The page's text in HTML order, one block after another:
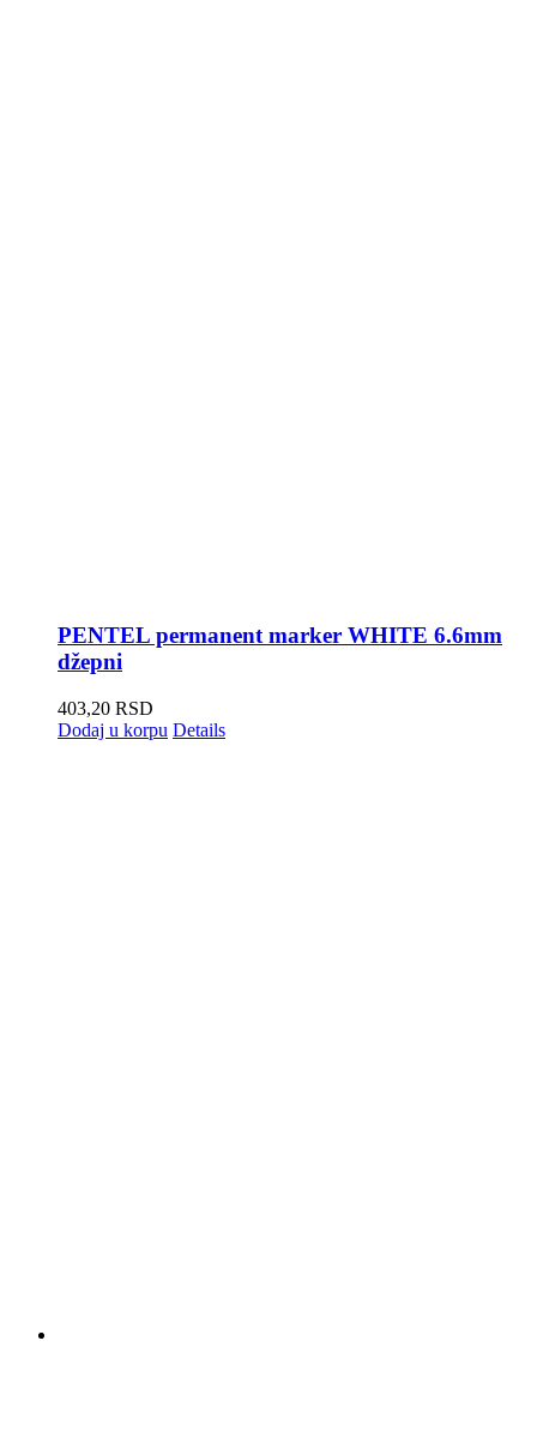
PENTEL permanent marker WHITE 6.6mm
džepni
403,20 RSD
Dodaj u korpu Details